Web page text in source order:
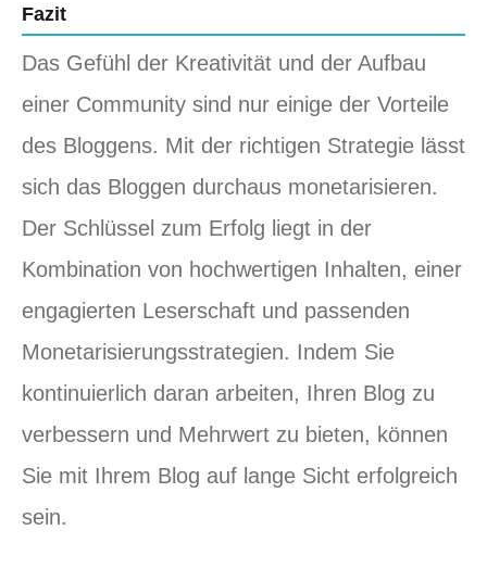
Fazit
Das Gefühl der Kreativität und der Aufbau
einer Community sind nur einige der Vorteile
des Bloggens. Mit der richtigen Strategie lässt
sich das Bloggen durchaus monetarisieren.
Der Schlüssel zum Erfolg liegt in der
Kombination von hochwertigen Inhalten, einer
engagierten Leserschaft und passenden
Monetarisierungsstrategien. Indem Sie
kontinuierlich daran arbeiten, Ihren Blog zu
verbessern und Mehrwert zu bieten, können
Sie mit Ihrem Blog auf lange Sicht erfolgreich
sein.